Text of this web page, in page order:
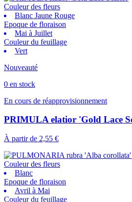
Couleur des fleurs
Blanc Jaune Rouge
Epoque de floraison
Mai à Juillet
Couleur du feuillage
Vert
Nouveauté
0 en stock
En cours de réapprovisionnement
PRIMULA elatior 'Gold Lace
À partir de 2,55 €
Couleur des fleurs
Blanc
Epoque de floraison
Avril à Mai
Couleur du feuillage